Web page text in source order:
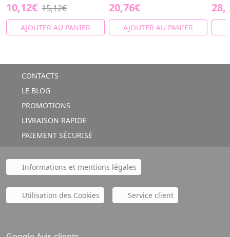
10,12€ 15,12€
AJOUTER AU PANIER
20,76€
AJOUTER AU PANIER
CONTACTS
LE BLOG
PROMOTIONS
LIVRAISON RAPIDE
PAIEMENT SÉCURISÉ
Informations et mentions légales
Utilisation des Cookies Service client